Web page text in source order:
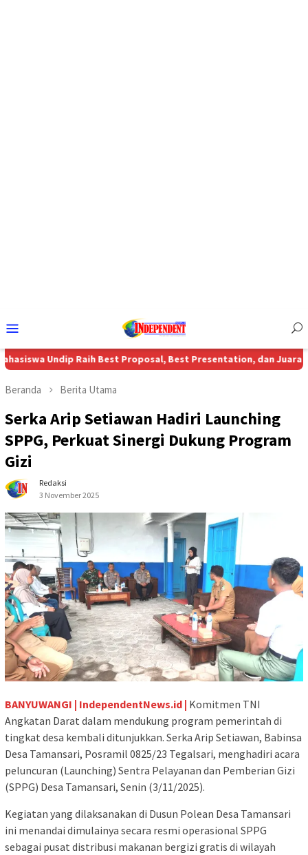
Mobile
Raih Best Proposal, Best Presentation, dan Juara 3 Nasional
Beranda Berita Utama
Serka Arip Setiawan Hadiri Launching
SPPG, Perkuat Sinergi Dukung Program
Gizi
Redaksi
3 November 2025
​BANYUWANGI | IndependentNews.id | Komitmen TNI
Angkatan Darat dalam mendukung program pemerintah di
tingkat desa kembali ditunjukkan. Serka Arip Setiawan, Babinsa
Desa Tamansari, Posramil 0825/23 Tegalsari, menghadiri acara
peluncuran (Launching) Sentra Pelayanan dan Pemberian Gizi
(SPPG) Desa Tamansari, Senin (3/11/2025).
​Kegiatan yang dilaksanakan di Dusun Polean Desa Tamansari
ini menandai dimulainya secara resmi operasional SPPG
sebagai pusat distribusi makanan bergizi gratis di wilayah